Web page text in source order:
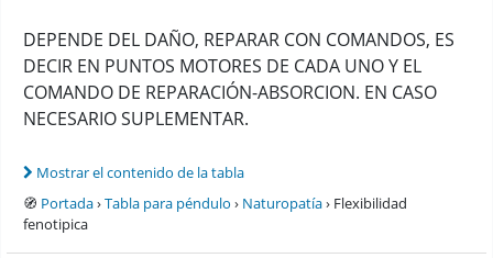
DEPENDE DEL DAÑO, REPARAR CON COMANDOS, ES
DECIR EN PUNTOS MOTORES DE CADA UNO Y EL
COMANDO DE REPARACIÓN-ABSORCION. EN CASO
NECESARIO SUPLEMENTAR.
Mostrar el contenido de la tabla
🧭 Portada›Tabla para péndulo › Naturopatía› Flexibilidad
fenotipica